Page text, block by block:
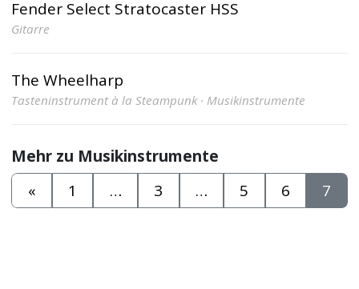
Fender Select Stratocaster HSS
Gitarre
The Wheelharp
Tasteninstrument à la Steampunk · Musikinstrumente
Mehr zu Musikinstrumente
«
1 … 3 … 5 6 7